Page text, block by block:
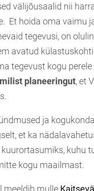
välijõusaalid nii
Et hoida oma vaimu
tegevusi, on
avatud
tegevust kogu
planeeringut, et
ja
et ka
kuurortasumiks, kuhu
kogu maailmast.
meeldib mulle